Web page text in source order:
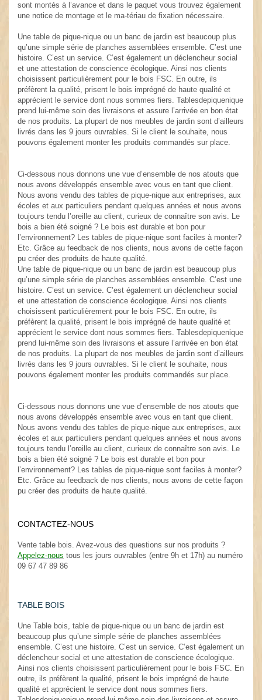
sont montés à l’avance et dans le paquet vous trouvez également
une notice de montage et le ma-tériau de fixation nécessaire.
Une table de pique-nique ou un banc de jardin est beaucoup plus
qu’une simple série de planches assemblées ensemble. C’est une
histoire. C’est un service. C’est également un déclencheur social
et une attestation de conscience écologique. Ainsi nos clients
choisissent particulièrement pour le bois FSC. En outre, ils
préfèrent la qualité, prisent le bois imprégné de haute qualité et
apprécient le service dont nous sommes fiers. Tablesdepiquenique
prend lui-même soin des livraisons et assure l’arrivée en bon état
de nos produits. La plupart de nos meubles de jardin sont d’ailleurs
livrés dans les 9 jours ouvrables. Si le client le souhaite, nous
pouvons également monter les produits commandés sur place.
Ci-dessous nous donnons une vue d’ensemble de nos atouts que
nous avons développés ensemble avec vous en tant que client.
Nous avons vendu des tables de pique-nique aux entreprises, aux
écoles et aux particuliers pendant quelques années et nous avons
toujours tendu l’oreille au client, curieux de connaître son avis. Le
bois a bien été soigné ? Le bois est durable et bon pour
l’environnement? Les tables de pique-nique sont faciles à monter?
Etc. Grâce au feedback de nos clients, nous avons de cette façon
pu créer des produits de haute qualité.
Une table de pique-nique ou un banc de jardin est beaucoup plus
qu’une simple série de planches assemblées ensemble. C’est une
histoire. C’est un service. C’est également un déclencheur social
et une attestation de conscience écologique. Ainsi nos clients
choisissent particulièrement pour le bois FSC. En outre, ils
préfèrent la qualité, prisent le bois imprégné de haute qualité et
apprécient le service dont nous sommes fiers. Tablesdepiquenique
prend lui-même soin des livraisons et assure l’arrivée en bon état
de nos produits. La plupart de nos meubles de jardin sont d’ailleurs
livrés dans les 9 jours ouvrables. Si le client le souhaite, nous
pouvons également monter les produits commandés sur place.
Ci-dessous nous donnons une vue d’ensemble de nos atouts que
nous avons développés ensemble avec vous en tant que client.
Nous avons vendu des tables de pique-nique aux entreprises, aux
écoles et aux particuliers pendant quelques années et nous avons
toujours tendu l’oreille au client, curieux de connaître son avis. Le
bois a bien été soigné ? Le bois est durable et bon pour
l’environnement? Les tables de pique-nique sont faciles à monter?
Etc. Grâce au feedback de nos clients, nous avons de cette façon
pu créer des produits de haute qualité.
CONTACTEZ-NOUS
Vente table bois. Avez-vous des questions sur nos produits ?
Appelez-nous tous les jours ouvrables (entre 9h et 17h) au numéro
09 67 47 89 86
TABLE BOIS
Une Table bois, table de pique-nique ou un banc de jardin est
beaucoup plus qu’une simple série de planches assemblées
ensemble. C’est une histoire. C’est un service. C’est également un
déclencheur social et une attestation de conscience écologique.
Ainsi nos clients choisissent particulièrement pour le bois FSC. En
outre, ils préfèrent la qualité, prisent le bois imprégné de haute
qualité et apprécient le service dont nous sommes fiers.